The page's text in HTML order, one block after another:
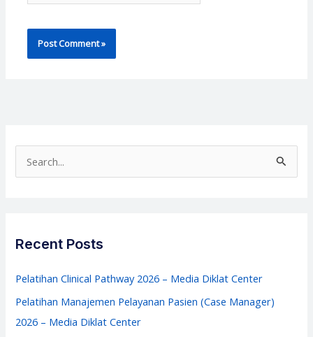
e
c
f
o
r
Recent Posts
Pelatihan Clinical Pathway 2026 – Media Diklat Center
Pelatihan Manajemen Pelayanan Pasien (Case Manager)
2026 – Media Diklat Center